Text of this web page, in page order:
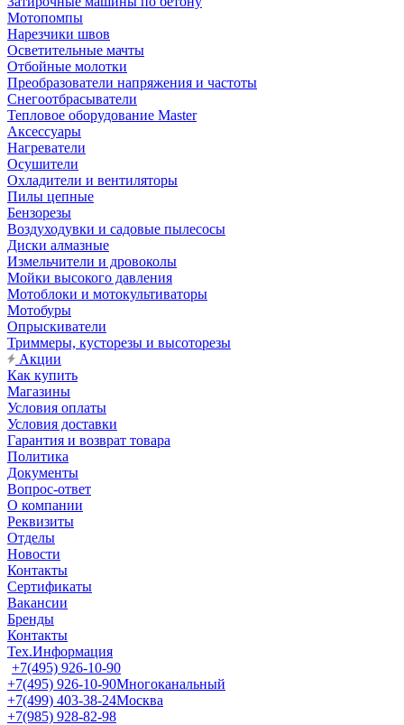
Мотопомпы
Нарезчики швов
Осветительные мачты
Отбойные молотки
Преобразователи напряжения и частоты
Снегоотбрасыватели
Тепловое оборудование Master
Аксессуары
Нагреватели
Осушители
Охладители и вентиляторы
Пилы цепные
Бензорезы
Воздуходувки и садовые пылесосы
Диски алмазные
Измельчители и дровоколы
Мойки высокого давления
Мотоблоки и мотокультиваторы
Мотобуры
Опрыскиватели
Триммеры, кусторезы и высоторезы
Акции
Как купить
Магазины
Условия оплаты
Условия доставки
Гарантия и возврат товара
Политика
Документы
Вопрос-ответ
О компании
Реквизиты
Отделы
Новости
Контакты
Сертификаты
Вакансии
Бренды
Контакты
Тех.Информация
+7(495) 926-10-90
+7(495) 926-10-90Многоканальный
+7(499) 403-38-24Москва
+7(985) 928-82-98